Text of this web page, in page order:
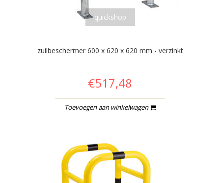
quickshop
zuilbeschermer 600 x 620 x 620 mm - verzinkt
€517,48
Toevoegen aan winkelwagen